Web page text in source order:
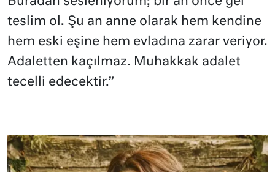
teslim ol. Şu an anne olarak hem kendine
hem eski eşine hem evladına zarar veriyor.
Adaletten kaçılmaz. Muhakkak adalet
tecelli edecektir.”